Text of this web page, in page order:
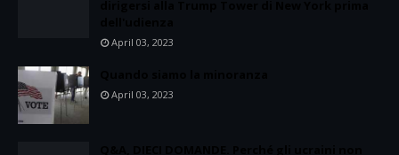
April 03, 2023
April 03, 2023